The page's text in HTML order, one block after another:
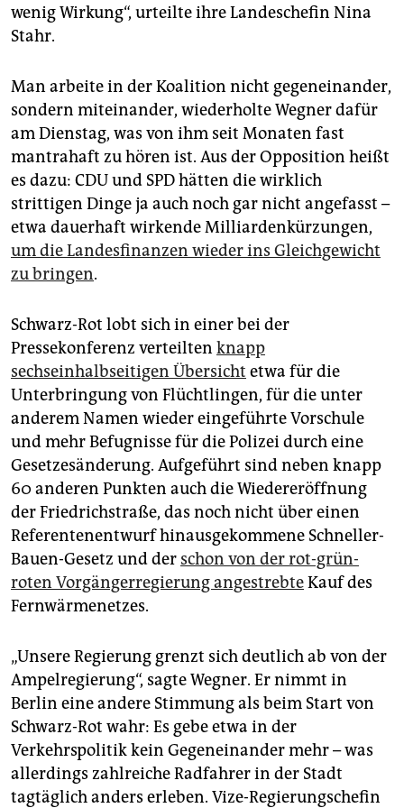
wenig Wirkung“, urteilte ihre Landeschefin Nina
Stahr.
Man arbeite in der Koalition nicht gegeneinander,
sondern miteinander, wiederholte Wegner dafür
am Dienstag, was von ihm seit Monaten fast
mantrahaft zu hören ist. Aus der Opposition heißt
es dazu: CDU und SPD hätten die wirklich
strittigen Dinge ja auch noch gar nicht angefasst –
etwa dauerhaft wirkende Milliardenkürzungen,
um die Landesfinanzen wieder ins Gleichgewicht
zu bringen.
Schwarz-Rot lobt sich in einer bei der
Pressekonferenz verteilten knapp
sechseinhalbseitigen Übersicht etwa für die
Unterbringung von Flüchtlingen, für die unter
anderem Namen wieder eingeführte Vorschule
und mehr Befugnisse für die Polizei durch eine
Gesetzesänderung. Aufgeführt sind neben knapp
60 anderen Punkten auch die Wiedereröffnung
der Friedrichstraße, das noch nicht über einen
Referentenentwurf hinausgekommene Schneller-
Bauen-Gesetz und der schon von der rot-grün-
roten Vorgängerregierung angestrebteKauf des
Fernwärmenetzes.
„Unsere Regierung grenzt sich deutlich ab von der
Ampelregierung“, sagte Wegner. Er nimmt in
Berlin eine andere Stimmung als beim Start von
Schwarz-Rot wahr: Es gebe etwa in der
Verkehrspolitik kein Gegeneinander mehr – was
allerdings zahlreiche Radfahrer in der Stadt
tagtäglich anders erleben. Vize-Regierungschefin